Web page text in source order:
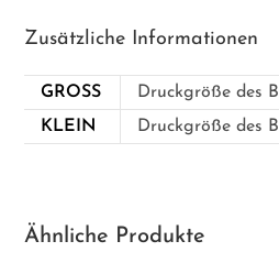
Zusätzliche Informationen
GROSS
Druckgröße des
KLEIN
Druckgröße des
Ähnliche Produkte